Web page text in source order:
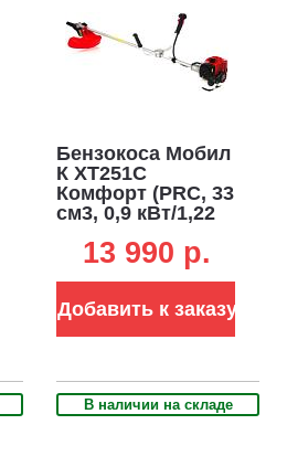
Бензокоса Мобил
К XT251C
Комфорт (PRC, 33
см3, 0,9 кВт/1,22
3Т нож,
велосипедная
13 990 p.
Добавить к заказу
В наличии на складе